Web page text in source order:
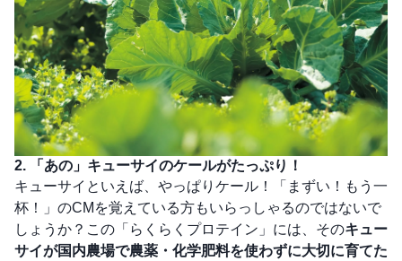
2. 「あの」キューサイのケールがたっぷり！
キューサイといえば、やっぱりケール！「まずい！もう一
杯！」のCMを覚えている方もいらっしゃるのではないで
しょうか？この「らくらくプロテイン」には、そのキュー
サイが国内農場で農薬・化学肥料を使わずに大切に育てた